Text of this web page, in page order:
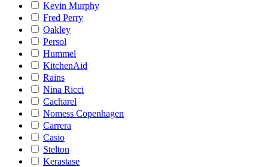
Kevin Murphy
Fred Perry
Oakley
Persol
Hummel
KitchenAid
Rains
Nina Ricci
Cacharel
Nomess Copenhagen
Carrera
Casio
Stelton
Kerastase